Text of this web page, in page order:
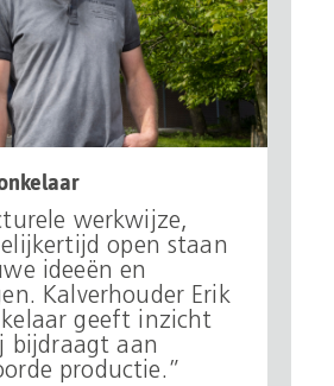
werkwijze,
open staan
ideeën en
Kalverhouder Erik
geeft inzicht
bijdraagt aan
productie.